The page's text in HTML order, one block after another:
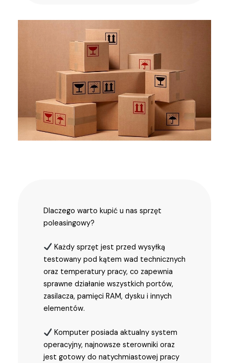
Dlaczego warto kupić u nas sprzęt
poleasingowy?
Każdy sprzęt jest przed wysyłką
testowany pod kątem wad technicznych
oraz temperatury pracy, co zapewnia
sprawne działanie wszystkich portów,
zasilacza, pamięci RAM, dysku i innych
elementów.
Komputer posiada aktualny system
operacyjny, najnowsze sterowniki oraz
jest gotowy do natychmiastowej pracy